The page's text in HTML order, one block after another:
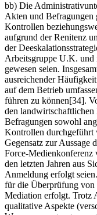
bb) Die
Akten und Befragungen
Kontrollen
aufgrund der Renitenz
der
Arbeitsgruppe U.K. und
gewesen seien.
ausreichender
auf dem Betrieb
führen zu können[34].
den landwirtschaftlichen
Befragungen sowohl
Kontrollen durchgeführt
Gegensatz zur Aussage
Force-
den letzten Jahren aus
Anmeldung erfolgt
für die Überprüfung von
Mediation erfolgt. Trotz
qualitative Aspekte